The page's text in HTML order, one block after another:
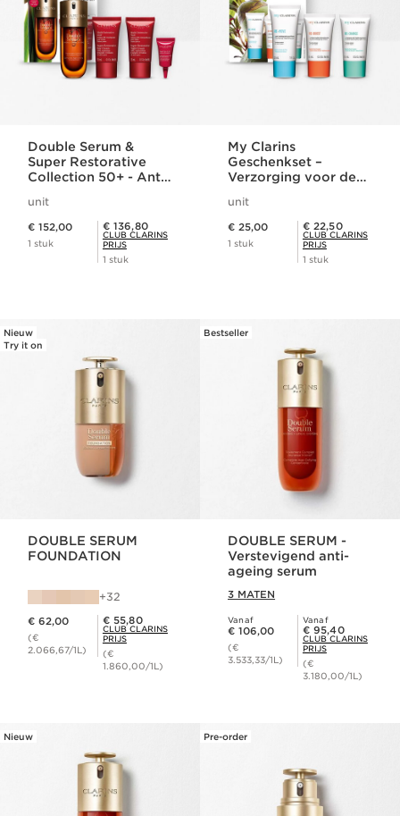
Double Serum &
Super Restorative
Collection 50+ - Anti-
densiteitsprogramma
unit
€ 152,00
1 stuk
Club Clarins Prijs € 136,80
€ 136,80
CLUB CLARINS
PRIJS
1 stuk
My Clarins
Geschenkset –
Verzorging voor de
unit
€ 25,00
1 stuk
Club Clarins Prijs € 22,50
€ 22,50
CLUB CLARINS
PRIJS
1 stuk
Nieuw
Try it on
DOUBLE SERUM
FOUNDATION
32
€ 62,00
(€
2.066,67/1L)
Club Clarins Prijs € 55,80
€ 55,80
CLUB CLARINS
PRIJS
(€
1.860,00/1L)
Bestseller
DOUBLE SERUM -
Verstevigend anti-
ageing serum
3 MATEN
Vanaf
Dit is nu de prijs € 106,00
€ 106,00
(€
3.533,33/1L)
Vanaf
Club Clarins Prijs € 95,40
€ 95,40
CLUB CLARINS
PRIJS
(€
3.180,00/1L)
Nieuw Pre-order